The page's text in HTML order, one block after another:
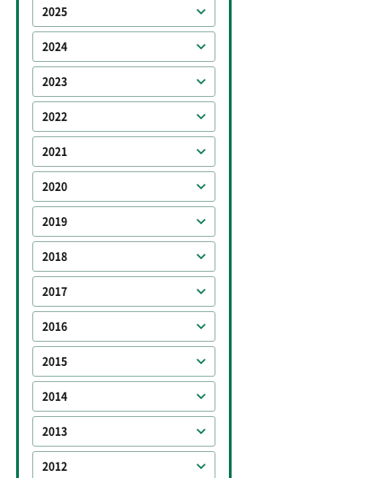
2025
2024
2023
2022
2021
2020
2019
2018
2017
2016
2015
2014
2013
2012